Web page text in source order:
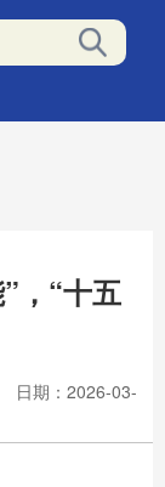
，“十五
日期：2026-03-